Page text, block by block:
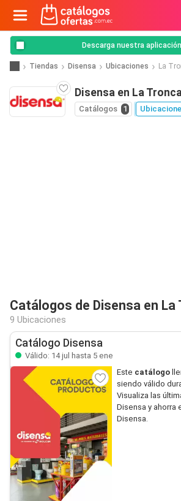
Descarga nuestra
Tiendas Disensa Ubicaciones La
Disensa en La
Catálogos 1
Catálogos de Disensa en La
9 Ubicaciones
Catálogo Disensa
Válido: 14 jul hasta 5 ene
Este catálogo
siendo válido
Visualiza las
Disensa y ahorra
Disensa.